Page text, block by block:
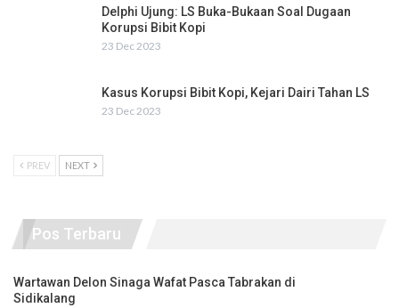
Delphi Ujung: LS Buka-Bukaan Soal Dugaan
Korupsi Bibit Kopi
23 Dec 2023
Kasus Korupsi Bibit Kopi, Kejari Dairi Tahan LS
23 Dec 2023
PREV NEXT
Pos Terbaru
Wartawan Delon Sinaga Wafat Pasca Tabrakan di
Sidikalang